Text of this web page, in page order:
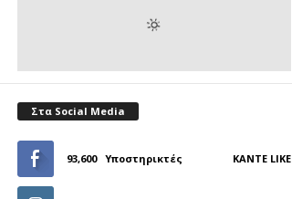
Στα Social Media
93,600 Υποστηρικτές ΚΆΝΤΕ LIKE